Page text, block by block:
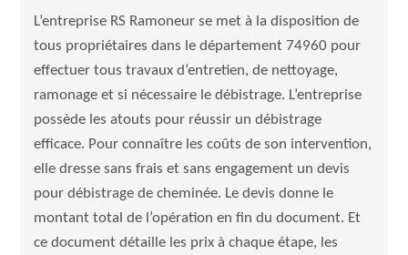
L’entreprise RS Ramoneur se met à la disposition de
tous propriétaires dans le département 74960 pour
effectuer tous travaux d’entretien, de nettoyage,
ramonage et si nécessaire le débistrage. L’entreprise
possède les atouts pour réussir un débistrage
efficace. Pour connaître les coûts de son intervention,
elle dresse sans frais et sans engagement un devis
pour débistrage de cheminée. Le devis donne le
montant total de l’opération en fin du document. Et
ce document détaille les prix à chaque étape, les